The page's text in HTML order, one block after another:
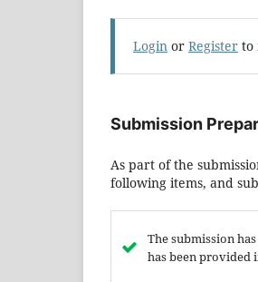
Login or Register to
Submission
As part of the
following items, and
The submission
has been provided